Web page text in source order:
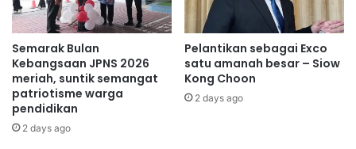
y
a
n
C
e
m
e
j
a
a
n
d
a
n
p
Semarak Bulan
Kebangsaan JPNS 2026
meriah, suntik semangat
patriotisme warga
pendidikan
2 days ago
Pelantikan sebagai Exco
satu amanah besar – Siow
Kong Choon
2 days ago